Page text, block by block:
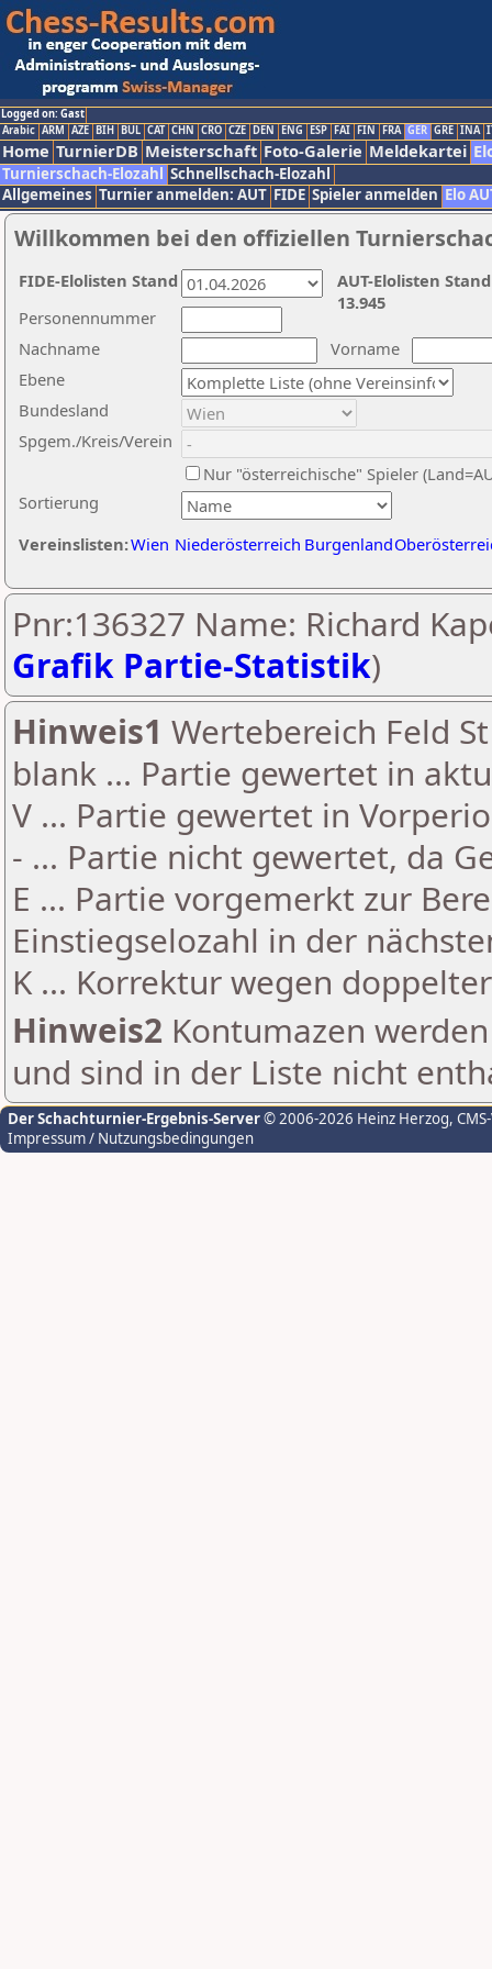
Logged on: Gast
Arabic ARM AZE BIH BUL CAT CHN CRO CZE DEN ENG ESP FAI FIN FRA GER GRE INA
Home TurnierDB Meisterschaft Foto-Galerie Meldekartei
Turnierschach-Elozahl Schnellschach-Elozahl
Allgemeines Turnier anmelden: AUT FIDE Spieler anmelden Elo
Willkommen bei den offiziellen
Nachname
Vorname
Ebene
Sortierung
Personennummer
Bundesland
Spgem./Kreis/Verein
Nur "österreichische" Spieler
Vereinslisten:Wien Niederösterreich Burgenland
AUT-Elolisten
13.945
FIDE-Elolisten Stand
Pnr:136327 Name: Richard
Grafik Partie-Statistik)
Hinweis1 Wertebereich Feld
blank ... Partie gewertet in
V ... Partie gewertet in
- ... Partie nicht gewertet, da
E ... Partie vorgemerkt zur
Einstiegselozahl in der
K ... Korrektur wegen
Hinweis2 Kontumazen
und sind in der Liste nicht
Der Schachturnier-Ergebnis-Server© 2006-2026 Heinz Herzog,
Impressum / Nutzungsbedingungen